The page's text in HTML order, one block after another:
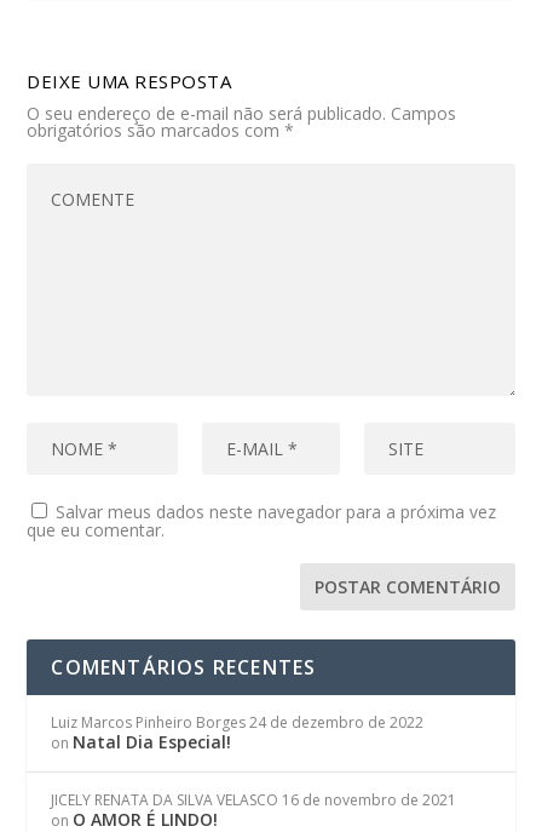
DEIXE UMA RESPOSTA
O seu endereço de e-mail não será publicado. Campos
obrigatórios são marcados com*
Salvar meus dados neste navegador para a próxima vez
que eu comentar.
COMENTÁRIOS RECENTES
Luiz Marcos Pinheiro Borges 24 de dezembro de 2022
on Natal Dia Especial!
JICELY RENATA DA SILVA VELASCO 16 de novembro de 2021
on O AMOR É LINDO!